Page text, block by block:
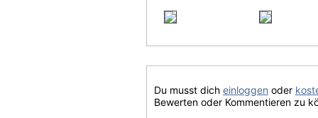
Du musst dich einloggen oder
Bewerten oder Kommentieren zu